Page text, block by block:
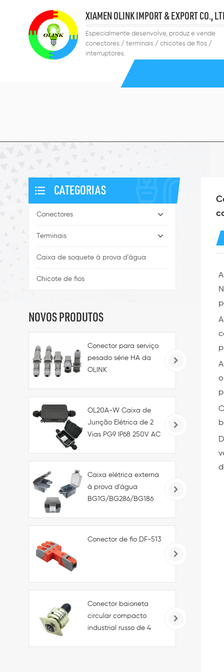
XIAMEN OLINK IMPORT & EXPORT CO.,
Especialmente desenvolve, produz e vende
conectores / terminais / chicotes de fios /
interruptores.
CATEGORIAS
Conectores
Terminais
Caixa de soquete à prova d'água
Chicote de fios
NOVOS PRODUTOS
Conector para serviço
pesado série HA da
OLINK
OL20A-W Caixa de
Junção Elétrica de 2
Vias PG9 IP68 250V AC
Caixa elétrica externa
à prova d'água
BG1G/BG286/BG186
interruptores.
Conector de fio DF-513
Conector baioneta
circular compacto
industrial russo de 4